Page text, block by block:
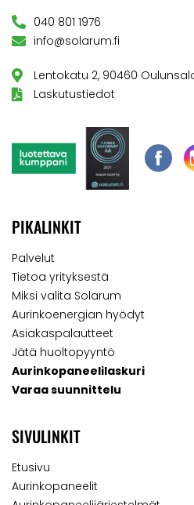
040 801 1976
info@solarum.fi
Lentokatu 2, 90460
Laskutustiedot
PIKALINKIT
Palvelut
Tietoa yrityksestä
Miksi valita Solarum
Aurinkoenergian hyödyt
Asiakaspalautteet
Jätä huoltopyyntö
Aurinkopaneelilaskuri
Varaa suunnittelu
SIVULINKIT
Etusivu
Aurinkopaneelit